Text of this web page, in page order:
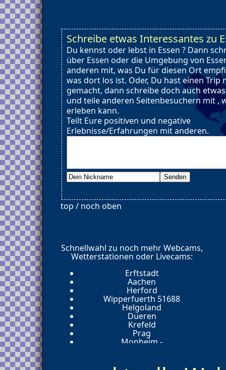
Schreibe etwas Interessantes zu
Du kennst oder lebst in Essen ? Dann
über Essen oder die Umgebung von
anderen mit, was Du für diesen Ort
was dort los ist. Oder, Du hast einen Trip
gemacht, dann schreibe doch auch
und teile anderen Seitenbesuchern mit ,
erleben kann.
Teilt Eure positiven und negative
Erlebnisse/Erfahrungen mit anderen.
top / noch oben
Schnellwahl zu noch mehr Webcams,
Wetterstationen oder Livecams:
Erftstadt
Aachen
Herford
Wipperfuerth 51688
Helgoland
Dueren
Krefeld
Prag
Monheim -
Bornheim